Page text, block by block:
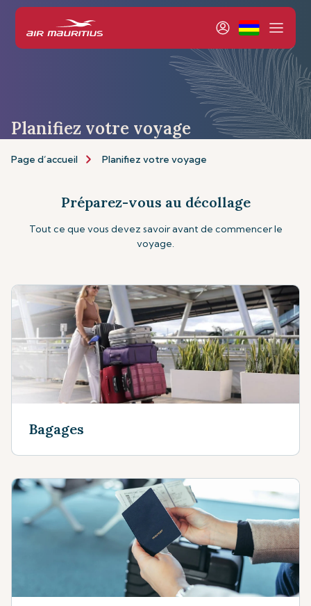
Planifiez votre voyage
Page d’accueil Planifiez votre voyage
Préparez-vous au décollage
Tout ce que vous devez savoir avant de commencer le
voyage.
Bagages